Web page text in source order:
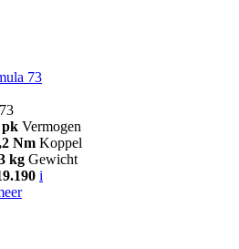
73
pk Vermogen
Nm Koppel
kg Gewicht
i